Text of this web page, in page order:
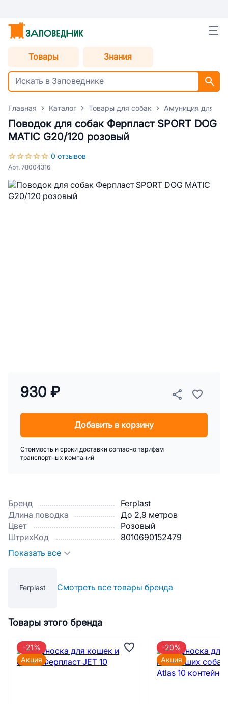
Товары Знания
Главная Каталог Товары для собак Амуниция для
Поводок для собак Ферпласт SPORT DOG
MATIC G20/120 розовый
0 отзывов
Арт. 78004316
Бренд
Ferplast
Длина поводка
До 2,9 метров
Цвет
Розовый
ШтрихКод
8010690152479
Показать все
Ferplast Смотреть все товары бренда
930 ₽
Добавить в корзину
Стоимость и сроки доставки согласно тарифам
транспортных компаний
Товары этого бренда
-21%
Акция
-20%
Акция